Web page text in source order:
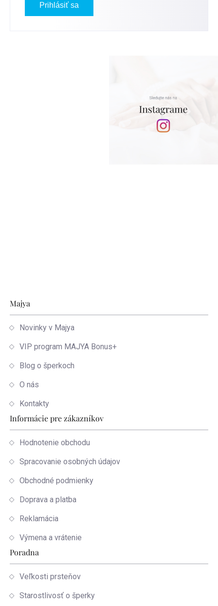
Prihlásiť sa
Zápätie
Majya
Novinky v Majya
VIP program MAJYA Bonus+
Blog o šperkoch
O nás
Kontakty
Informácie pre zákazníkov
Hodnotenie obchodu
Spracovanie osobných údajov
Obchodné podmienky
Doprava a platba
Reklamácia
Výmena a vrátenie
Poradna
Veľkosti prsteňov
Starostlivosť o šperky